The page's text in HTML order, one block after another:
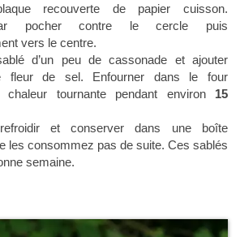
recouverte de papier cuisson.
pocher contre le cercle puis
vers le centre.
d’un peu de cassonade et ajouter
fleur de sel. Enfourner dans le four
chaleur tournante pendant environ 15
et conserver dans une boîte
les consommez pas de suite. Ces sablés
semaine.